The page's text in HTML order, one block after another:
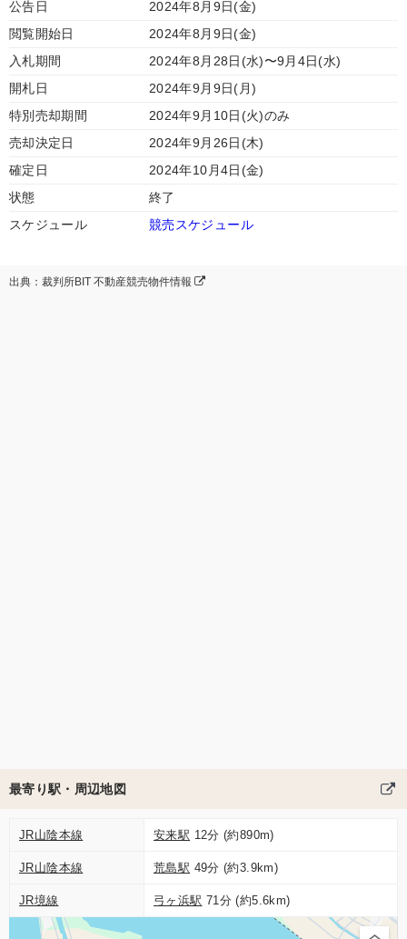
公告日
2024年8月9日(金)
閲覧開始日
2024年8月9日(金)
入札期間
2024年8月28日(水)〜9月4日(水)
開札日
2024年9月9日(月)
特別売却期間
2024年9月10日(火)のみ
売却決定日
2024年9月26日(木)
確定日
2024年10月4日(金)
状態
終了
スケジュール
競売スケジュール
出典：裁判所BIT 不動産競売物件情報
最寄り駅・周辺地図
JR山陰本線 安来駅 12分 (約890m)
JR山陰本線 荒島駅 49分 (約3.9km)
JR境線 弓ヶ浜駅 71分 (約5.6km)